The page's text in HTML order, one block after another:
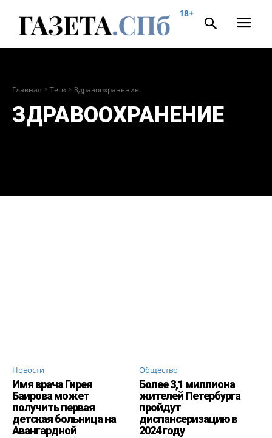
18+
Главная Теги Здравоохранение
ЗДРАВООХРАНЕНИЕ
Новости
Имя врача Гирея
Баирова может
получить первая
детская больница на
Авангардной
Общество
Более 3,1 миллиона
жителей Петербурга
пройдут
диспансеризацию в
2024 году